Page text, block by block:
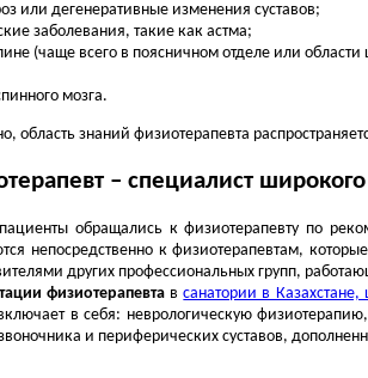
или дегенеративные изменения суставов;
заболевания, такие как астма;
(чаще всего в поясничном отделе или
мозга.
область знаний физиотерапевта
– специалист
обращались к физиотерапевту по
непосредственно к физиотерапевтам,
других профессиональных групп,
физиотерапевта всанатории в Казахстане,
в себя: неврологическую
и периферических суставов,